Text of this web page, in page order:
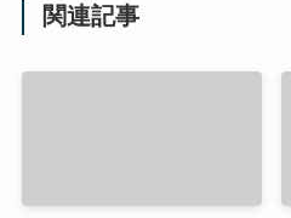
関連記事